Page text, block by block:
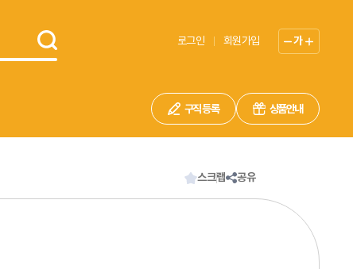
로그인 회원가입 가
구직 등록 상품안내
스크랩 공유